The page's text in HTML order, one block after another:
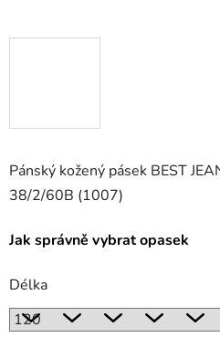
Pánský kožený pásek BEST
38/2/60B (1007)
Jak správně vybrat opasek
Délka